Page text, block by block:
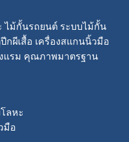
ไม้กั้นรถยนต์ ระบบไม้กั้น
ผีเสื้อ เครื่องสแกนนิ้วมือ
แรม คุณภาพมาตรฐาน
ลหะ
มือ